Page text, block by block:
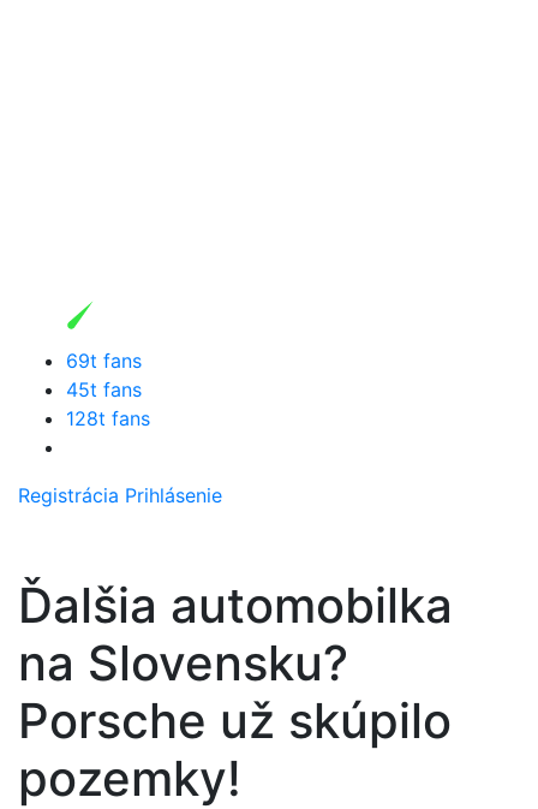
69t fans
45t fans
128t fans
Registrácia Prihlásenie
Ďalšia automobilka
na Slovensku?
Porsche už skúpilo
pozemky!